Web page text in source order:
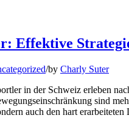
Effektive
/by Charly Suter
in der Schweiz erleben
sind
auch den hart